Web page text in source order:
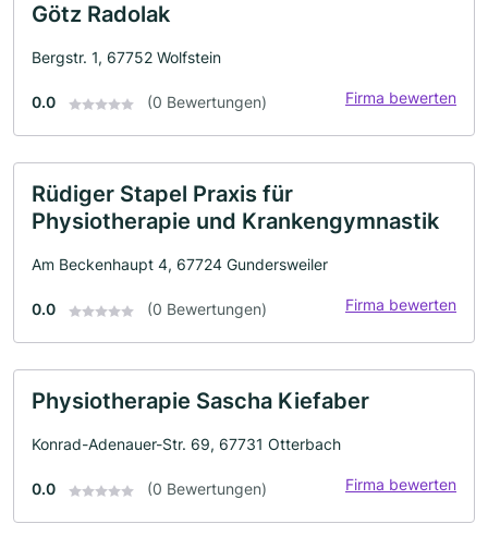
Götz Radolak
Bergstr. 1, 67752 Wolfstein
0.0 (0 Bewertungen) Firma bewerten
Rüdiger Stapel Praxis für
Physiotherapie und Krankengymnastik
Am Beckenhaupt 4, 67724 Gundersweiler
0.0 (0 Bewertungen) Firma bewerten
Physiotherapie Sascha Kiefaber
Konrad-Adenauer-Str. 69, 67731 Otterbach
0.0 (0 Bewertungen) Firma bewerten